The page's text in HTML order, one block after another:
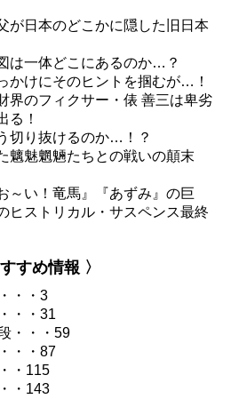
が日本のどこかに隠した旧日本
は一体どこにあるのか…？
かけにそのヒントを掴むが…！
界のフィクサー・俵 善三は卑劣
る！
切り抜けるのか…！？
魑魅魍魎たちとの戦いの顛末
～い！竜馬』『あずみ』の巨
ヒストリカル・サスペンス最終
すめ情報 〉
・・3
・・31
・・・59
・・87
・115
・143